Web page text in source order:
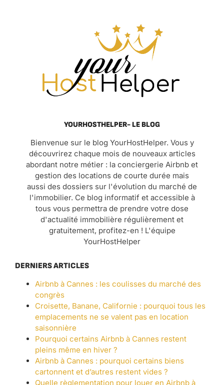
YOURHOSTHELPER- LE BLOG
Bienvenue sur le blog YourHostHelper. Vous y
découvrirez chaque mois de nouveaux articles
abordant notre métier : la conciergerie Airbnb et
gestion des locations de courte durée mais
aussi des dossiers sur l'évolution du marché de
l'immobilier. Ce blog informatif et accessible à
tous vous permettra de prendre votre dose
d'actualité immobilière régulièrement et
gratuitement, profitez-en ! L'équipe
YourHostHelper
DERNIERS ARTICLES
Airbnb à Cannes : les coulisses du marché des
congrès
Croisette, Banane, Californie : pourquoi tous les
emplacements ne se valent pas en location
saisonnière
Pourquoi certains Airbnb à Cannes restent
pleins même en hiver ?
Airbnb à Cannes : pourquoi certains biens
cartonnent et d’autres restent vides ?
Quelle règlementation pour louer en Airbnb à